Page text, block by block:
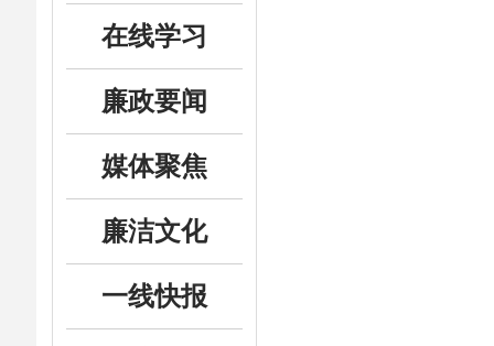
在线学习
廉政要闻
媒体聚焦
廉洁文化
一线快报